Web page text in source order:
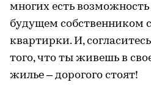
многих есть
будущем собственником
квартирки. И,
того, что ты живешь в
жилье – дорогого стоят!